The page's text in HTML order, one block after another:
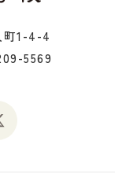
町1-4-4
5569